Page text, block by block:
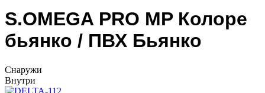
S.OMEGA PRO MP Колоре
бьянко / ПВХ Бьянко
Cнаружи
Внутри